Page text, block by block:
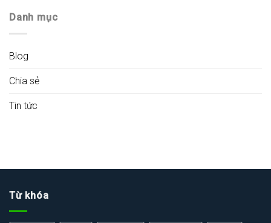
Danh mục
Blog
Chia sẻ
Tin tức
Từ khóa